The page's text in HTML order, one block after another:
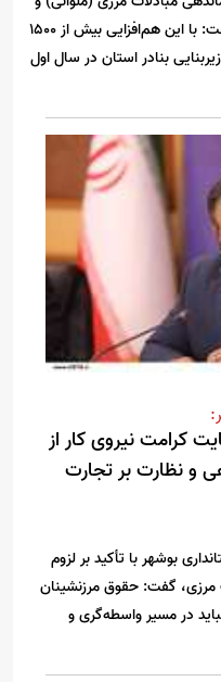
اعتبارات سازمان بنادر خبر داد و گفت: با این هم‌افزایی بیش از ۱۵۰۰
بنادر استان در سال اول
کرامت نیروی کار از
و نظارت بر تجارت
بوشهر با تأکید بر لزوم
گفت: حقوق مرزنشینان
در مسیر واسطه‌گری و